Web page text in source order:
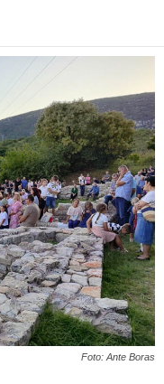
Foto: Ante Boras